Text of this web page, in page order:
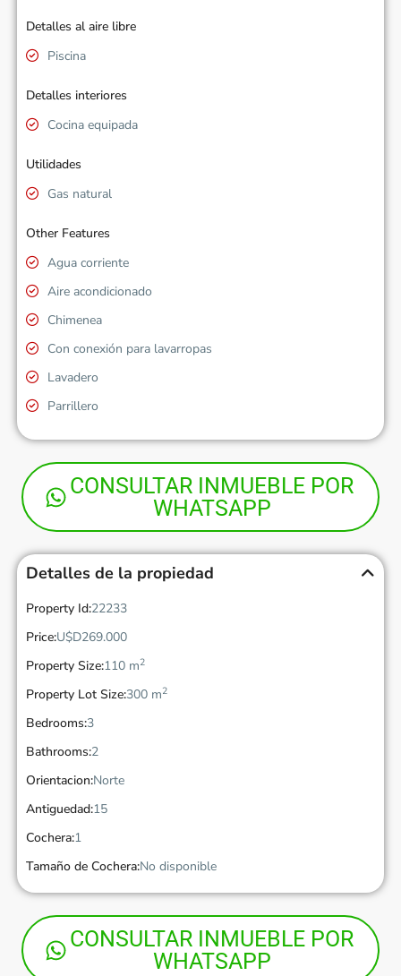
Detalles al aire libre
Piscina
Detalles interiores
Cocina equipada
Utilidades
Gas natural
Other Features
Agua corriente
Aire acondicionado
Chimenea
Con conexión para lavarropas
Lavadero
Parrillero
CONSULTAR INMUEBLE POR
WHATSAPP
Detalles de la propiedad
Property Id:22233
Price:U$D269.000
Property Size:110 m2
Property Lot Size:300 m2
Bedrooms:3
Bathrooms:2
Orientacion:Norte
Antiguedad:15
Cochera:1
Tamaño de Cochera:No disponible
CONSULTAR INMUEBLE POR
WHATSAPP